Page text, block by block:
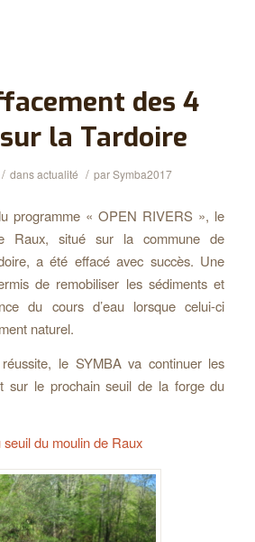
des 4
la Tardoire
/ dansactualité / parSymba2017
programme « OPEN RIVERS », le
Raux, situé sur la commune de
a été effacé avec succès. Une
de remobiliser les sédiments et
du cours d’eau lorsque celui-ci
naturel.
le SYMBA va continuer les
sur le prochain seuil de la forge du
du moulin de Raux